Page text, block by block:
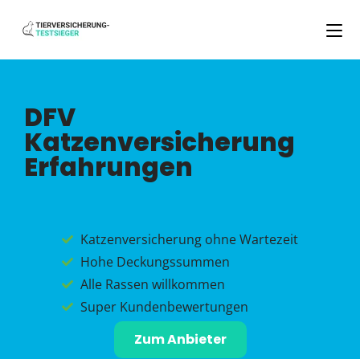
DFV
Katzenversicherung
Erfahrungen
Katzenversicherung ohne Wartezeit
Hohe Deckungssummen
Alle Rassen willkommen
Super Kundenbewertungen
Zum Anbieter